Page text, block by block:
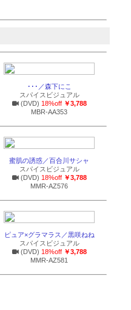
･･･／森下にこ
スパイスビジュアル
(DVD) 18%off ￥3,788
MBR-AA353
蜜肌の誘惑／百合川サシャ
スパイスビジュアル
(DVD) 18%off ￥3,788
MMR-AZ576
ピュア×グラマラス／黒咲ねね
スパイスビジュアル
(DVD) 18%off ￥3,788
MMR-AZ581